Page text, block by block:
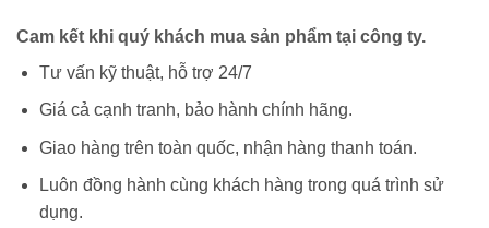
Cam kết khi quý khách mua sản phẩm tại công ty.
Tư vấn kỹ thuật, hỗ trợ 24/7
Giá cả cạnh tranh, bảo hành chính hãng.
Giao hàng trên toàn quốc, nhận hàng thanh toán.
Luôn đồng hành cùng khách hàng trong quá trình sử
dụng.